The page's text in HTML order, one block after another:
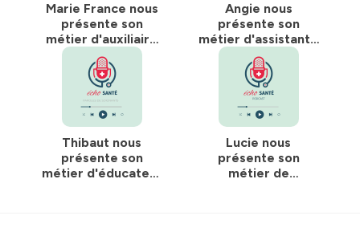
Marie France nous
présente son
métier d'auxiliaire
de vie à domicile
Angie nous
présente son
métier d'assistante
dentaire
Thibaut nous
présente son
métier d'éducateur
Lucie nous
présente son
métier de